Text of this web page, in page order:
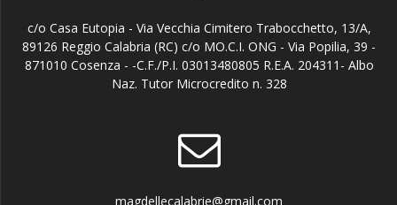
c/o Casa Eutopia - Via Vecchia Cimitero Trabocchetto, 13/A,
89126 Reggio Calabria (RC) c/o MO.C.I. ONG - Via Popilia, 39 -
871010 Cosenza - -C.F./P.I. 03013480805 R.E.A. 204311- Albo
Naz. Tutor Microcredito n. 328
magdellecalabrie@gmail.com